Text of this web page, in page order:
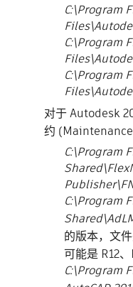
C:\Program
C:\Program
C:\Program
对于 Autodesk
约 (Maintenance
C:\Program
C:\Program
的版本，文
可能是 R12、
C:\Program